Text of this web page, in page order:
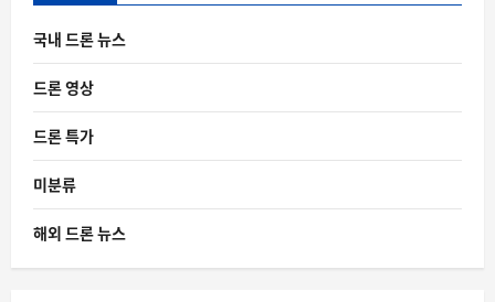
국내 드론 뉴스
드론 영상
드론 특가
미분류
해외 드론 뉴스